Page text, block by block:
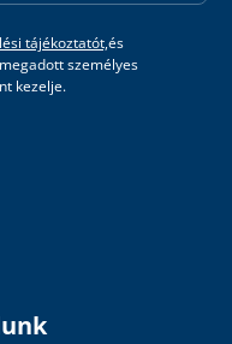
tájékoztatót,és
személyes
kezelje.